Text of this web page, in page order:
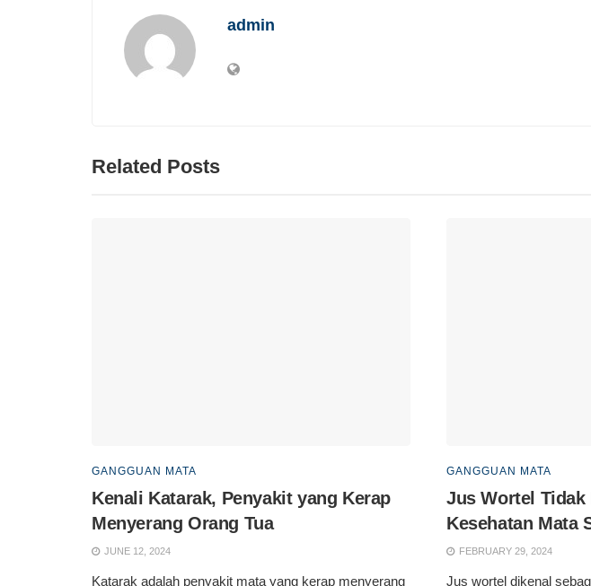
admin
Related Posts
GANGGUAN MATA
Kenali Katarak, Penyakit yang Kerap
Menyerang Orang Tua
JUNE 12, 2024
Katarak adalah penyakit mata yang kerap menyerang
GANGGUAN MATA
Jus Wortel Tidak
Kesehatan Mata
FEBRUARY 29, 2024
Jus wortel dikenal